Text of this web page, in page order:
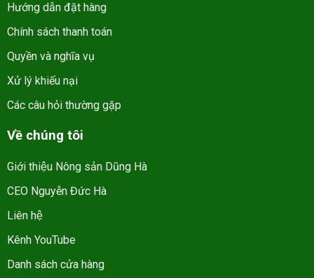
Hướng dẫn đặt hàng
Chính sách thanh toán
Quyền và nghĩa vụ
Xử lý khiếu nại
Các câu hỏi thường gặp
Về chúng tôi
Giới thiệu Nông sản Dũng Hà
CEO Nguyễn Đức Hà
Liên hệ
Kênh YouTube
Danh sách cửa hàng